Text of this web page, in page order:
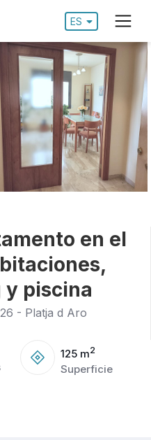
ES
en el
piscina
- Platja d Aro
125 m2
Superficie